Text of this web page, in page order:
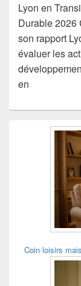
Lyon en
Durable 2026
son rapport
évaluer les
en
Coin loisirs